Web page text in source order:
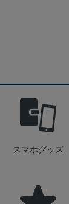
スマホグッズ